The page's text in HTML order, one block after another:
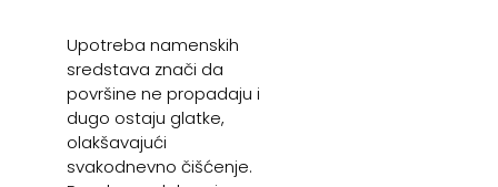
Upotreba namenskih
sredstava znači da
površine ne propadaju i
dugo ostaju glatke,
olakšavajući
svakodnevno čišćenje.